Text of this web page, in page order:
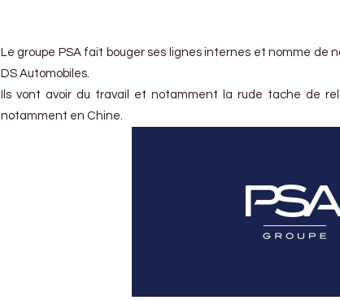
Le groupe PSA fait bouger ses lignes internes et nomme de
DS Automobiles.
Ils vont avoir du travail et notamment la rude tache de
notamment en Chine.